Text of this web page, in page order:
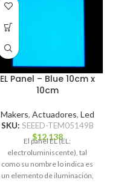
EL Panel – Blue 10cm x
10cm
Makers, Actuadores, Led
SKU: SEEED-TEM05149B
$12.138
El panel EL (EL:
electroluminiscente), tal
como su nombre lo indica es
un elemento de iluminación,